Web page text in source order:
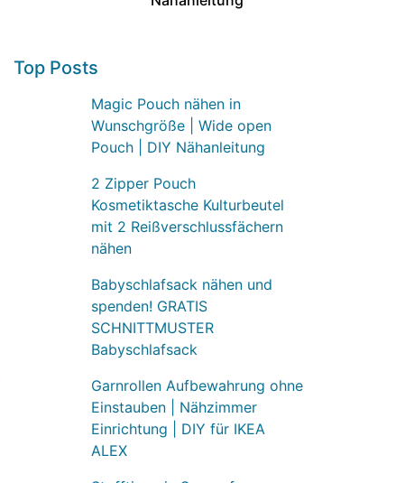
Top Posts
Magic Pouch nähen in
Wunschgröße | Wide open
Pouch | DIY Nähanleitung
2 Zipper Pouch
Kosmetiktasche Kulturbeutel
mit 2 Reißverschlussfächern
nähen
Babyschlafsack nähen und
spenden! GRATIS
SCHNITTMUSTER
Babyschlafsack
Garnrollen Aufbewahrung ohne
Einstauben | Nähzimmer
Einrichtung | DIY für IKEA
ALEX